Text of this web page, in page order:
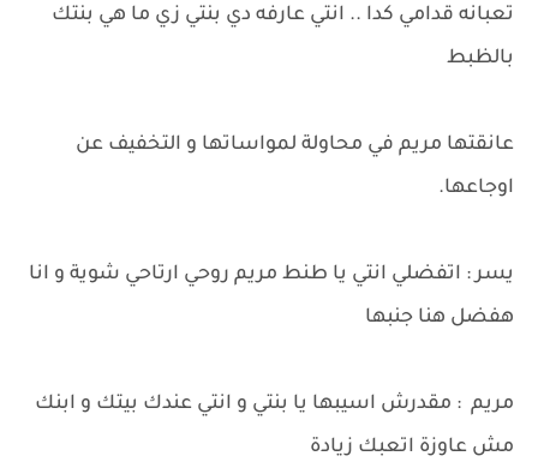
تعبانه قدامي كدا .. انتي عارفه دي بنتي زي ما هي بنتك
بالظبط
عانقتها مريم في محاولة لمواساتها و التخفيف عن
اوجاعها.
يسر : اتفضلي انتي يا طنط مريم روحي ارتاحي شوية و انا
هفضل هنا جنبها
مريم : مقدرش اسيبها يا بنتي و انتي عندك بيتك و ابنك
مش عاوزة اتعبك زيادة